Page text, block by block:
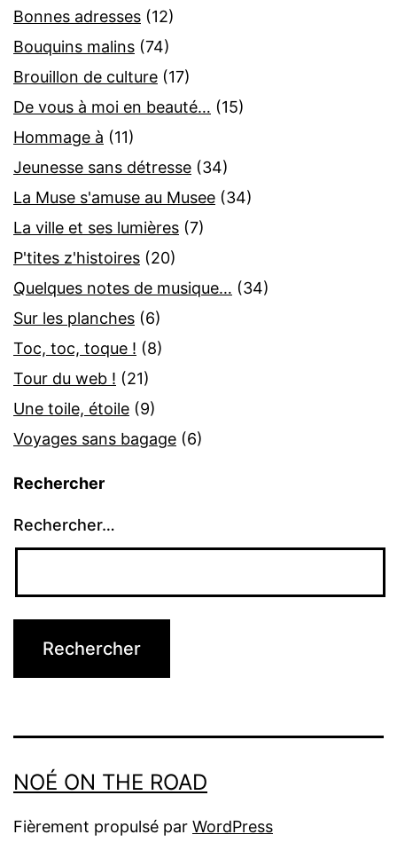
Bonnes adresses (12)
Bouquins malins (74)
Brouillon de culture (17)
De vous à moi en beauté… (15)
Hommage à (11)
Jeunesse sans détresse (34)
La Muse s'amuse au Musee (34)
La ville et ses lumières (7)
P'tites z'histoires (20)
Quelques notes de musique… (34)
Sur les planches (6)
Toc, toc, toque ! (8)
Tour du web ! (21)
Une toile, étoile (9)
Voyages sans bagage (6)
Rechercher
Rechercher…
NOÉ ON THE ROAD
Fièrement propulsé par WordPress